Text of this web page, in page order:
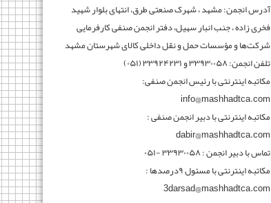
آدرس انجمن: مشهد ، شهرک صنعتی طرق، انتهای بلوار شهید
فخری زاده ، جنب انبار سهیل، دفتر انجمن صنفی کارفرمایی
شرکت‌ها و مؤسسات حمل و نقل داخلی کالای شهرستان مشهد
تلفن انجمن: ۳۳۹۳۰۰۵۸ و ۳۳۹۲۴۲۳۱ (۰۵۱)
مکاتبه اینترنتی با رئیس انجمن صنفی:
info@mashhadtca.com
مکاتبه اینترنتی با دبیر انجمن صنفی :
dabir@mashhadtca.com
تماس با دبیر انجمن : ۳۳۹۳۰۰۵۸ -۰۵۱
مکاتبه اینترنتی با مسئول ۹درصدها :
3darsad@mashhadtca.com